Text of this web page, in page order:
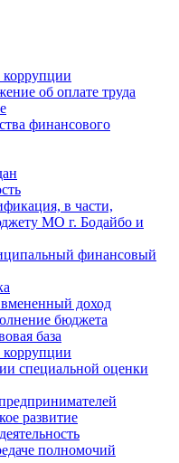
коррупции
об оплате труда
финансового
в части,
МО г. Бодайбо и
финансовый
доход
бюджета
база
коррупции
специальной оценки
развитие
полномочий